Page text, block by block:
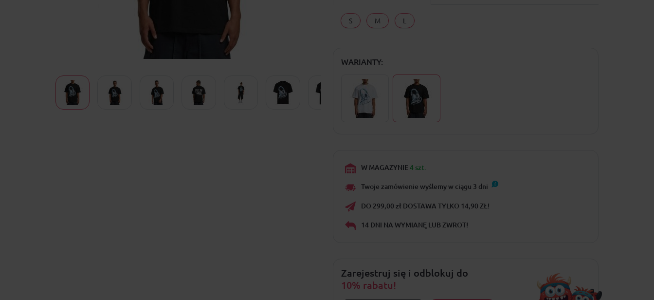
S M L
WARIANTY:
W MAGAZYNIE4 szt.
Twoje zamówienie wyślemy w ciągu 3 dni
DO 299,00 zł DOSTAWA TYLKO 14,90 ZŁ!
14 DNI NA WYMIANĘ LUB ZWROT!
Zarejestruj się i odblokuj do
10% rabatu!